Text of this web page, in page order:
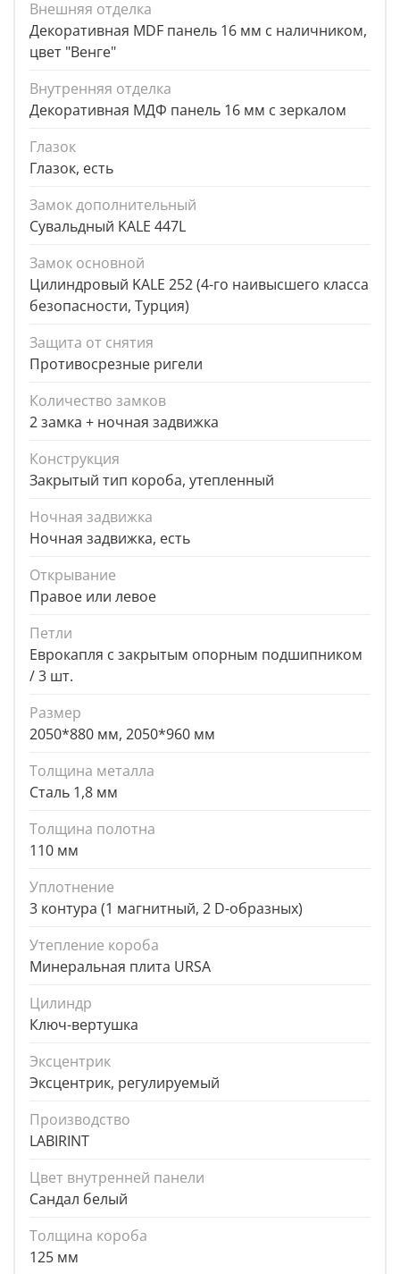
Внешняя отделка
Декоративная MDF панель 16 мм с наличником,
цвет "Венге"
Внутренняя отделка
Декоративная МДФ панель 16 мм с зеркалом
Глазок
Глазок, есть
Замок дополнительный
Сувальдный KALE 447L
Замок основной
Цилиндровый KALE 252 (4-го наивысшего класса
безопасности, Турция)
Защита от снятия
Противосрезные ригели
Количество замков
2 замка + ночная задвижка
Конструкция
Закрытый тип короба, утепленный
Ночная задвижка
Ночная задвижка, есть
Открывание
Правое или левое
Петли
Еврокапля с закрытым опорным подшипником
/ 3 шт.
Размер
2050*880 мм, 2050*960 мм
Толщина металла
Сталь 1,8 мм
Толщина полотна
110 мм
Уплотнение
3 контура (1 магнитный, 2 D-образных)
Утепление короба
Минеральная плита URSA
Цилиндр
Ключ-вертушка
Эксцентрик
Эксцентрик, регулируемый
Производство
LABIRINT
Цвет внутренней панели
Сандал белый
Толщина короба
125 мм